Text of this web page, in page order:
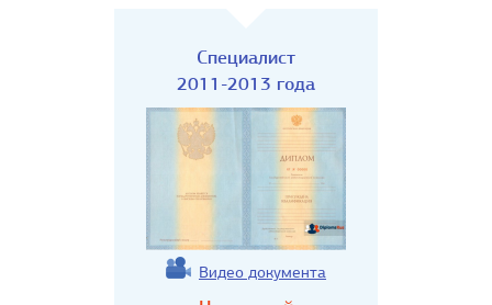
Специалист
2011-2013 года
Видео документа